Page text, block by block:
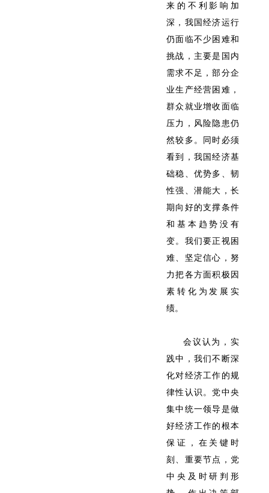
来的不利影响加
深，我国经济运行
仍面临不少困难和
挑战，主要是国内
需求不足，部分企
业生产经营困难，
群众就业增收面临
压力，风险隐患仍
然较多。同时必须
看到，我国经济基
础稳、优势多、韧
性强、潜能大，长
期向好的支撑条件
和基本趋势没有
变。我们要正视困
难、坚定信心，努
力把各方面积极因
素转化为发展实
绩。
会议认为，实
践中，我们不断深
化对经济工作的规
律性认识。党中央
集中统一领导是做
好经济工作的根本
保证，在关键时
刻、重要节点，党
中央及时研判形